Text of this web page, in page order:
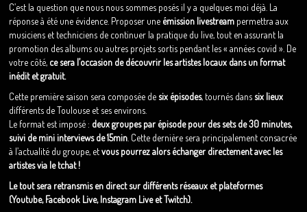
C’est la question que nous nous sommes posés il y a quelques moi déjà. La
réponse à été une évidence. Proposer une émission livestream permettra aux
musiciens et techniciens de continuer la pratique du live, tout en assurant la
promotion des albums ou autres projets sortis pendant les « années covid ». De
votre côté, ce sera l’occasion de découvrir les artistes locaux dans un format
inédit et gratuit.
Cette première saison sera composée de six épisodes, tournés dans six lieux
différents de Toulouse et ses environs.
Le format est imposé : deux groupes par épisode pour des sets de 30 minutes,
suivi de mini interviews de 15min . Cette dernière sera principalement consacrée
à l’actualité du groupe, etvous pourrez alors échanger directement avec les
artistes via le tchat !
Le tout sera retransmis en direct sur différents réseaux et plateformes
(Youtube, Facebook Live, Instagram Live et Twitch).